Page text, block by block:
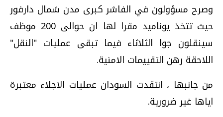
وصرح مسؤولون في الفاشر كبرى مدن شمال دارفور
حيث تتخذ يوناميد مقرا لها ان حوالى 200 موظف
سينقلون جوا الثلاثاء فيما تبقى عمليات "النقل"
اللاحقة رهن التقييمات الامنية.
من جانبها ، انتقدت السودان عمليات الاجلاء معتبرة
اياها غير ضرورية.